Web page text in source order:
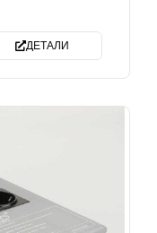
ДЕТАЛИ